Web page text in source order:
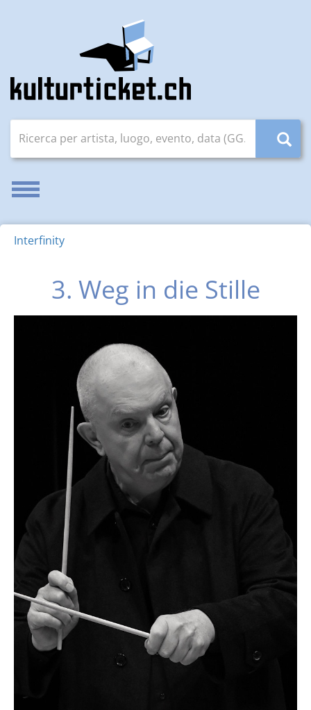
Attivare/disattivare la navigazione
Interfinity
3. Weg in die Stille